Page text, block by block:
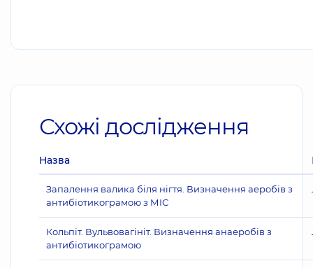
Схожі дослідження
Назва
Запалення валика біля нігтя. Визначення аеробів з
антибіотикограмою з МІС
Кольпіт. Вульвовагініт. Визначення анаеробів з
антибіотикограмою